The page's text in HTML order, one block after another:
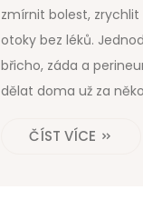
zmírnit bolest, zrychlit
otoky bez léků.
břicho, záda a
dělat doma už za
ČÍST VÍCE